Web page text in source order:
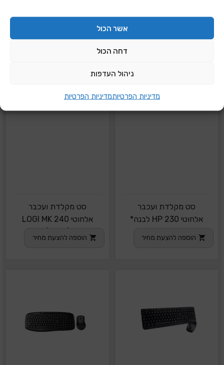
אשר הכול
דחה הכול
ניהול העדפות
מדיניות הפרטיותמדיניות הפרטיות
סט מקלדת ועכבר
אלחוטי HP 230 לבנה*
הוספה להצעת מחיר
סט מקלדת ועכבר
אלחוטי LOGI MK 240
הוספה להצעת מחיר